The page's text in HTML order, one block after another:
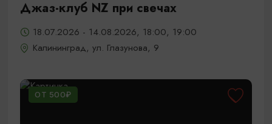
Джаз-клуб NZ при свечах
18.07.2026 - 14.08.2026, 18:00, 19:00
Калининград, ул. Глазунова, 9
ОТ 500₽